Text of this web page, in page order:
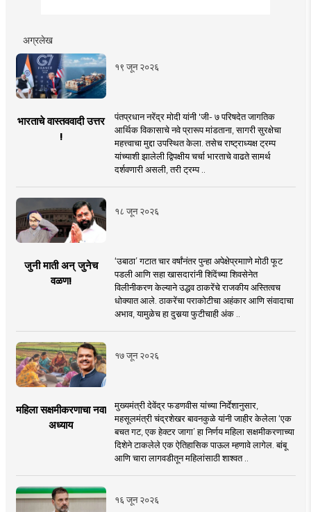
अग्रलेख
१९ जून २०२६
भारताचे वास्तववादी उत्तर
!
पंतप्रधान नरेंद्र मोदी यांनी 'जी- ७ परिषदेत जागतिक
आर्थिक विकासाचे नवे प्रारूप मांडताना, सागरी सुरक्षेचा
महत्त्वाचा मुद्दा उपस्थित केला. तसेच राष्ट्राध्यक्ष ट्रम्प
यांच्याशी झालेली द्विपक्षीय चर्चा भारताचे वाढते सामर्थ
दर्शवणारी असली, तरी ट्रम्प ..
१८ जून २०२६
जुनी माती अन् जुनेच
वळण!
‘उबाठा’ गटात चार वर्षांनंतर पुन्हा अपेक्षेप्रमााणे मोठी फूट
पडली आणि सहा खासदारांनी शिंदेंच्या शिवसेनेत
विलीनीकरण केल्याने उद्धव ठाकरेंचे राजकीय अस्तित्वच
धोक्यात आले. ठाकरेंचा पराकोटीचा अहंकार आणि संवादाचा
अभाव, यामुळेच हा दुसर्‍या फुटीचाही अंक ..
१७ जून २०२६
महिला सक्षमीकरणाचा नवा
अध्याय
मुख्यमंत्री देवेंद्र फडणवीस यांच्या निर्देशानुसार,
महसूलमंत्री चंद्रशेखर बावनकुळे यांनी जाहीर केलेला ‘एक
बचत गट, एक हेक्टर जागा’ हा निर्णय महिला सक्षमीकरणाच्या
दिशेने टाकलेले एक ऐतिहासिक पाऊल म्हणावे लागेल. बांबू
आणि चारा लागवडीतून महिलांसाठी शाश्वत ..
१६ जून २०२६